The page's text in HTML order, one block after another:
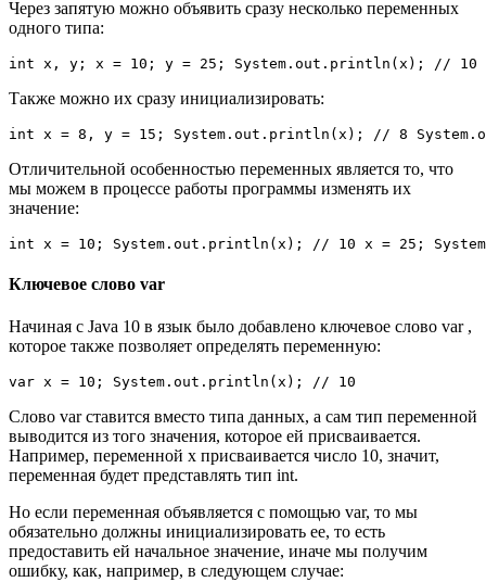
Через запятую можно объявить сразу несколько переменных
одного типа:
int x, y; x = 10; y = 25; System.out.println(x); // 10
Также можно их сразу инициализировать:
int x = 8, y = 15; System.out.println(x); // 8
Отличительной особенностью переменных является то, что
мы можем в процессе работы программы изменять их
значение:
int x = 10; System.out.println(x); // 10 x = 25;
Ключевое слово var
Начиная с Java 10 в язык было добавлено ключевое слово var ,
которое также позволяет определять переменную:
var x = 10; System.out.println(x); // 10
Слово var ставится вместо типа данных, а сам тип переменной
выводится из того значения, которое ей присваивается.
Например, переменной x присваивается число 10, значит,
переменная будет представлять тип int.
Но если переменная объявляется с помощью var, то мы
обязательно должны инициализировать ее, то есть
предоставить ей начальное значение, иначе мы получим
ошибку, как, например, в следующем случае: